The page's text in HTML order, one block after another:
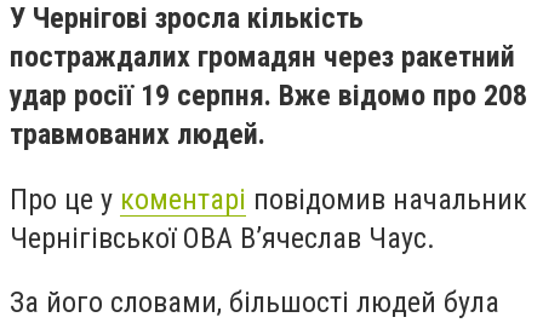
У Чернігові зросла кількість
постраждалих громадян через ракетний
удар росії 19 серпня. Вже відомо про 208
травмованих людей.
Про це у коментарі повідомив начальник
Чернігівської ОВА В’ячеслав Чаус.
За його словами, більшості людей була